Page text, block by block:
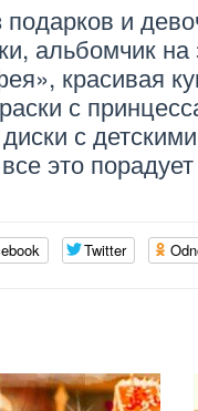
и
альбомчик на
красивая
с
с
это
Twitter